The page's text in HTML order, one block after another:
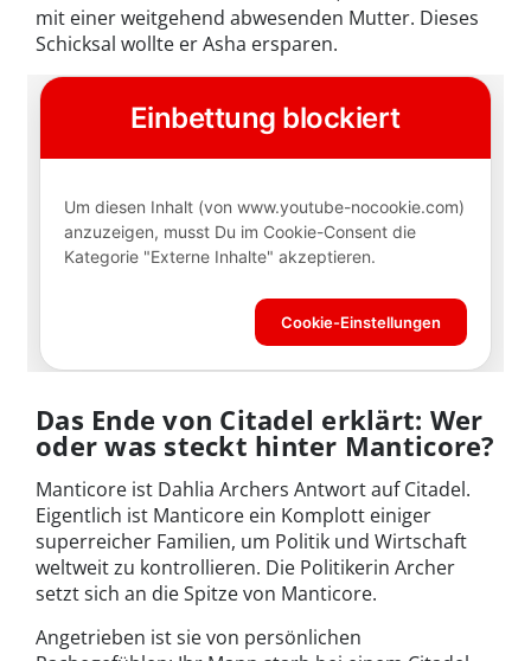
mit einer weitgehend abwesenden Mutter. Dieses
Schicksal wollte er Asha ersparen.
Das Ende von Citadel erklärt: Wer
oder was steckt hinter Manticore?
Manticore ist Dahlia Archers Antwort auf Citadel.
Eigentlich ist Manticore ein Komplott einiger
superreicher Familien, um Politik und Wirtschaft
weltweit zu kontrollieren. Die Politikerin Archer
setzt sich an die Spitze von Manticore.
Angetrieben ist sie von persönlichen